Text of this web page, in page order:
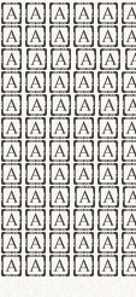
sicut
aute
velit
id